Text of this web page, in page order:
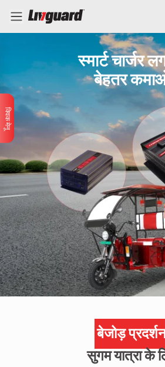
स्मार्ट चार्जर
बेहतर
बेजोड़
सुगम यात्रा के
क्विक मेनू